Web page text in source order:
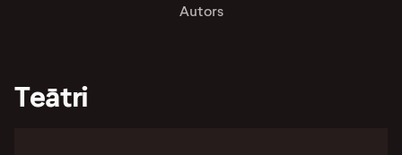
Autors
Teātri